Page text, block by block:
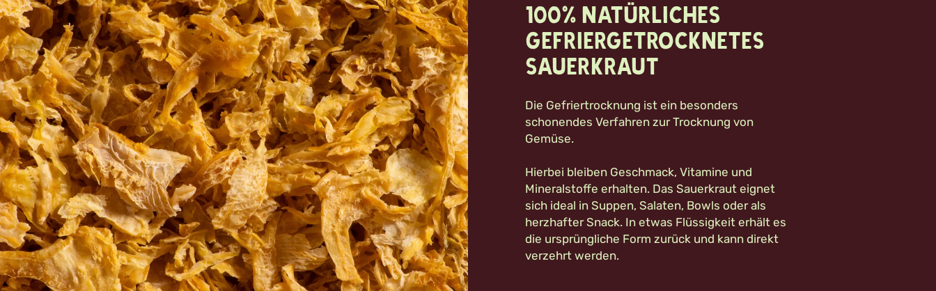
100% natürliches
Gefriergetrocknetes
Sauerkraut
Die Gefriertrocknung ist ein besonders
schonendes Verfahren zur Trocknung von
Gemüse.
Hierbei bleiben Geschmack, Vitamine und
Mineralstoffe erhalten. Das Sauerkraut eignet
sich ideal in Suppen, Salaten, Bowls oder als
herzhafter Snack. In etwas Flüssigkeit erhält es
die ursprüngliche Form zurück und kann direkt
verzehrt werden.